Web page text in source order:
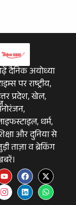
दैनिक अयोध्या
पर राष्ट्रीय,
प्रदेश, खेल,
धर्म,
और दुनिया से
ताज़ा व ब्रेकिंग